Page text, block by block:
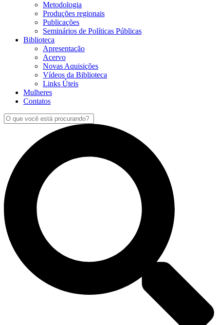
Metodologia
Produções regionais
Publicações
Seminários de Políticas Públicas
Biblioteca
Apresentação
Acervo
Novas Aquisições
Vídeos da Biblioteca
Links Úteis
Mulheres
Contatos